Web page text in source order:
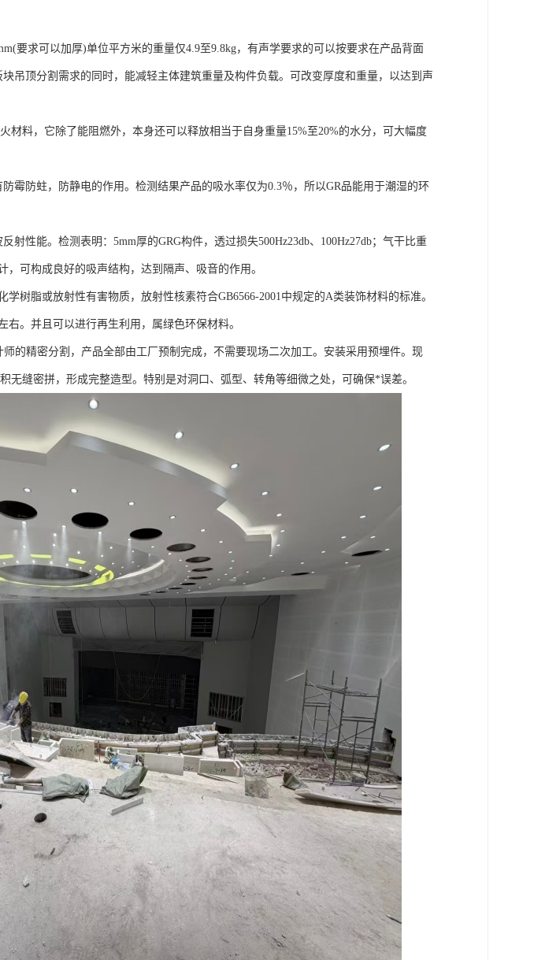
要求可以加厚)单位平方米的重量仅4.9至9.8kg，有声学要求的可以按要求在产品背面
吊顶分割需求的同时，能减轻主体建筑重量及构件负载。可改变厚度和重量，以达到声
料，它除了能阻燃外，本身还可以释放相当于自身重量15%至20%的水分，可大幅度
防蛀，防静电的作用。检测结果产品的吸水率仅为0.3％，所以GR品能用于潮湿的环
性能。检测表明：5mm厚的GRG构件，透过损失500Hz23db、100Hz27db；气干比重
可构成良好的吸声结构，达到隔声、吸音的作用。
树脂或放射性有害物质，放射性核素符合GB6566-2001中规定的A类装饰材料的标准。
。并且可以进行再生利用，属绿色环保材料。
的精密分割，产品全部由工厂预制完成，不需要现场二次加工。安装采用预埋件。现
无缝密拼，形成完整造型。特别是对洞口、弧型、转角等细微之处，可确保*误差。